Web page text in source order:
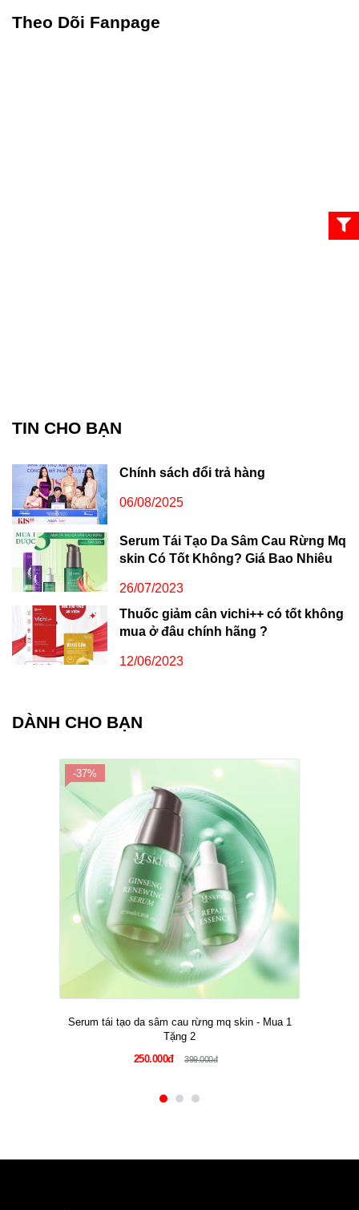
Theo Dõi Fanpage
TIN CHO BẠN
Chính sách đổi trả hàng
06/08/2025
Serum Tái Tạo Da Sâm Cau Rừng Mq
skin Có Tốt Không? Giá Bao Nhiêu
26/07/2023
Thuốc giảm cân vichi++ có tốt không
mua ở đâu chính hãng ?
12/06/2023
DÀNH CHO BẠN
-37%
Serum tái tạo da sâm cau rừng mq skin - Mua 1
Tặng 2
250.000đ
399.000đ